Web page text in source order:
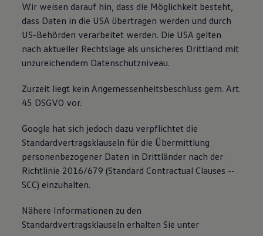
Wir weisen darauf hin, dass die Möglichkeit besteht,
dass Daten in die USA übertragen werden und durch
US-Behörden verarbeitet werden. Die USA gelten
nach aktueller Rechtslage als unsicheres Drittland mit
unzureichendem Datenschutzniveau.
Zurzeit liegt kein Angemessenheitsbeschluss gem. Art.
45 DSGVO vor.
Google hat sich jedoch dazu verpflichtet die
Standardvertragsklauseln für die Übermittlung
personenbezogener Daten in Drittländer nach der
Richtlinie 2016/679 (Standard Contractual Clauses --
SCC) einzuhalten.
Nähere Informationen zu den
Standardvertragsklauseln erhalten Sie unter